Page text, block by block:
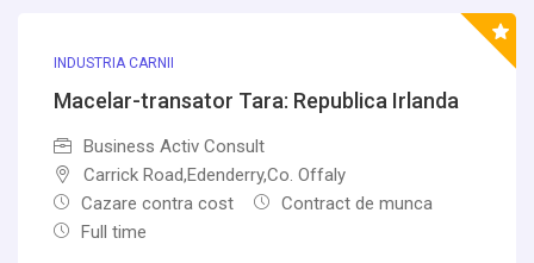
INDUSTRIA CARNII
Macelar-transator Tara: Republica Irlanda
Business Activ Consult
Carrick Road,Edenderry,Co. Offaly
Cazare contra cost
Contract de munca
Full time